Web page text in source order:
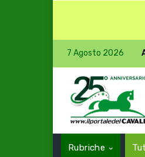
7 Agosto 2026
Rubriche